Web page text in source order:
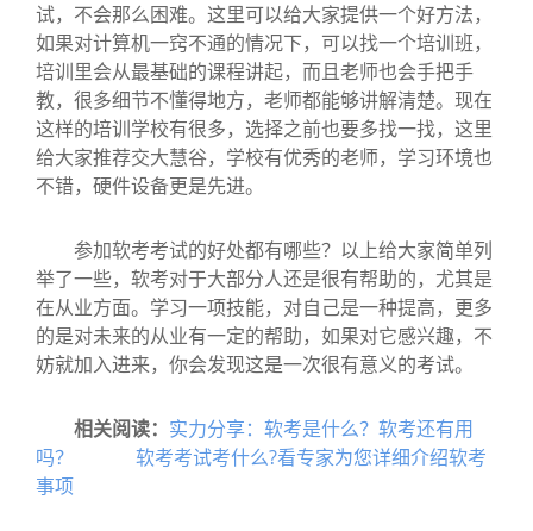
试，不会那么困难。这里可以给大家提供一个好方法，
如果对计算机一窍不通的情况下，可以找一个培训班，
培训里会从最基础的课程讲起，而且老师也会手把手
教，很多细节不懂得地方，老师都能够讲解清楚。现在
这样的培训学校有很多，选择之前也要多找一找，这里
给大家推荐交大慧谷，学校有优秀的老师，学习环境也
不错，硬件设备更是先进。
参加软考考试的好处都有哪些？以上给大家简单列
举了一些，软考对于大部分人还是很有帮助的，尤其是
在从业方面。学习一项技能，对自己是一种提高，更多
的是对未来的从业有一定的帮助，如果对它感兴趣，不
妨就加入进来，你会发现这是一次很有意义的考试。
相关阅读： 实力分享：软考是什么？软考还有用
吗？
软考考试考什么?看专家为您详细介绍软考
事项